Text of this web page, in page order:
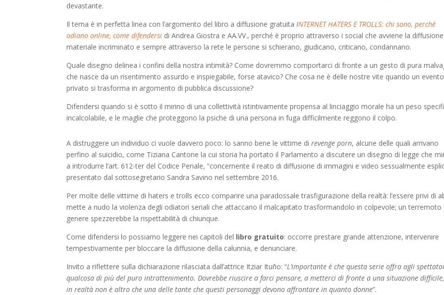
devastante.
Il tema è in perfetta linea con l’argomento del libro a diffusione gratuitaINTERNET HATERS E TROLLS: chi sono, perché
odiano online, come difendersi di Andrea Giostra e AA.VV., perché è proprio attraverso i social che avviene la
materiale incriminato e sempre attraverso la rete le persone si schierano, giudicano, criticano, condannano.
Quale disegno delinea i confini della nostra intimità? Come dovremmo comportarci di fronte a un gesto di pura
che nasce da un risentimento assurdo e inspiegabile, forse atavico? Che cosa ne è delle nostre vite quando un evento
privato si trasforma in argomento di pubblica discussione?
Difendersi quando si è sotto il mirino di una collettività istintivamente propensa al linciaggio morale ha un peso
incalcolabile, e le maglie che proteggono la psiche di una persona in fuga difficilmente reggono il colpo.
A distruggere un individuo ci vuole davvero poco: lo sanno bene le vittime direvenge porn, alcune delle quali arrivano
perfino al suicidio, come Tiziana Cantone la cui storia ha portato il Parlamento a discutere un disegno di legge che
a introdurre l’art. 612-ter del Codice Penale, “concernente il reato di diffusione di immagini e video sessualmente
presentato dal sottosegretario Sandra Savino nel settembre 2016.
Per molte delle vittime di haters e trolls ecco comparire una paradossale trasfigurazione della realtà: l’essere privi di
mette a nudo la violenza degli odiatori seriali che attaccano il malcapitato trasformandolo in colpevole; un terremoto
genere spezzerebbe la rispettabilità di chiunque.
Come difendersi lo possiamo leggere nei capitoli del libro gratuito: occorre prestare grande attenzione, intervenire
tempestivamente per bloccare la diffusione della calunnia, e denunciare.
Invito a riflettere sulla dichiarazione rilasciata dall’attrice Itziar Ituño: “L’importante è che questa serie offra agli
qualcosa di più del puro intrattenimento. Dovrebbe riuscire a farci pensare, a metterci di fronte a una situazione
in realtà non è altro che una delle tante che questi personaggi devono affrontare in quanto donne”.